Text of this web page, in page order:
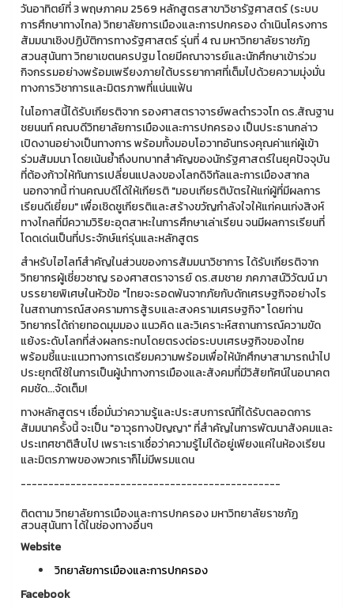
วันอาทิตย์ที่ 3 พฤษภาคม 2569 หลักสูตรสาขาวิชารัฐศาสตร์ (ระบบ
การศึกษาทางไกล) วิทยาลัยการเมืองและการปกครอง ดำเนินโครงการ
สัมมนาเชิงปฏิบัติการทางรัฐศาสตร์ รุ่นที่ 4 ณ มหาวิทยาลัยราชภัฏ
สวนสุนันทา วิทยาเขตนครปฐม โดยมีคณาจารย์และนักศึกษาเข้าร่วม
กิจกรรมอย่างพร้อมเพรียงภายใต้บรรยากาศที่เต็มไปด้วยความมุ่งมั่น
ทางการวิชาการและมิตรภาพที่แน่นแฟ้น
ในโอกาสนี้ได้รับเกียรติจาก รองศาสตราจารย์พลตำรวจโท ดร.สัณฐาน
ชยนนท์ คณบดีวิทยาลัยการเมืองและการปกครอง เป็นประธานกล่าว
เปิดงานอย่างเป็นทางการ พร้อมทั้งมอบโอวาทอันทรงคุณค่าแก่ผู้เข้า
ร่วมสัมมนา โดยเน้นย้ำถึงบทบาทสำคัญของนักรัฐศาสตร์ในยุคปัจจุบัน
ที่ต้องก้าวให้ทันการเปลี่ยนแปลงของโลกดิจิทัลและการเมืองสากล
นอกจากนี้ ท่านคณบดีได้ให้เกียรติ "มอบเกียรติบัตรให้แก่ผู้ที่มีผลการ
เรียนดีเยี่ยม" เพื่อเชิดชูเกียรติและสร้างขวัญกำลังใจให้แก่คนเก่งสิงห์
ทางไกลที่มีความวิริยะอุตสาหะในการศึกษาเล่าเรียน จนมีผลการเรียนที่
โดดเด่นเป็นที่ประจักษ์แก่รุ่นและหลักสูตร
สำหรับไฮไลท์สำคัญในส่วนของการสัมมนาวิชาการ ได้รับเกียรติจาก
วิทยากรผู้เชี่ยวชาญ รองศาสตราจารย์ ดร.สมชาย ภคภาสน์วิวัฒน์ มา
บรรยายพิเศษในหัวข้อ "ไทยจะรอดพ้นจากภัยกับดักเศรษฐกิจอย่างไร
ในสถานการณ์สงครามการสู้รบและสงครามเศรษฐกิจ" โดยท่าน
วิทยากรได้ถ่ายทอดมุมมอง แนวคิด และวิเคราะห์สถานการณ์ความขัด
แย้งระดับโลกที่ส่งผลกระทบโดยตรงต่อระบบเศรษฐกิจของไทย
พร้อมชี้แนะแนวทางการเตรียมความพร้อมเพื่อให้นักศึกษาสามารถนำไป
ประยุกต์ใช้ในการเป็นผู้นำทางการเมืองและสังคมที่มีวิสัยทัศน์ในอนาคต
คมชัด...จัดเต็ม!
ทางหลักสูตรฯ เชื่อมั่นว่าความรู้และประสบการณ์ที่ได้รับตลอดการ
สัมมนาครั้งนี้ จะเป็น "อาวุธทางปัญญา" ที่สำคัญในการพัฒนาสังคมและ
ประเทศชาติสืบไป เพราะเราเชื่อว่าความรู้ไม่ได้อยู่เพียงแค่ในห้องเรียน
และมิตรภาพของพวกเราก็ไม่มีพรมแดน
-----------------------------------------------
ติดตาม วิทยาลัยการเมืองและการปกครอง มหาวิทยาลัยราชภัฏ
สวนสุนันทา ได้ในช่องทางอื่นๆ
Website
วิทยาลัยการเมืองและการปกครอง
Facebook